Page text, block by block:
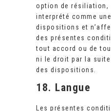
option de résiliation,
interprété comme
dispositions et
des présentes
tout accord ou de
ni le droit par la suite
des dispositions.
18. Langue
Les présentes